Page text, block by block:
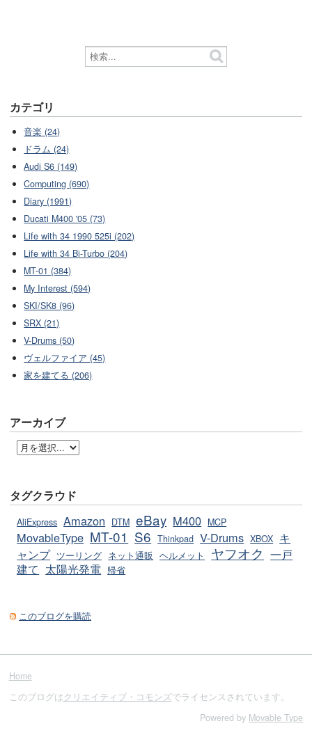
カテゴリ
音楽 (24)
ドラム (24)
Audi S6 (149)
Computing (690)
Diary (1991)
Ducati M400 '05 (73)
Life with 34 1990 525i (202)
Life with 34 Bi-Turbo (204)
MT-01 (384)
My Interest (594)
SKI/SK8 (96)
SRX (21)
V-Drums (50)
ヴェルファイア (45)
家を建てる (206)
アーカイブ
タグクラウド
AliExpress Amazon DTM eBay M400 MCP
MovableType MT-01 S6 Thinkpad V-Drums XBOX キ
ャンプ ツーリング ネット通販 ヘルメット ヤフオク 一戸
建て 太陽光発電 帰省
このブログを購読
Home
このブログはクリエイティブ・コモンズでライセンスされています。
Powered by Movable Type